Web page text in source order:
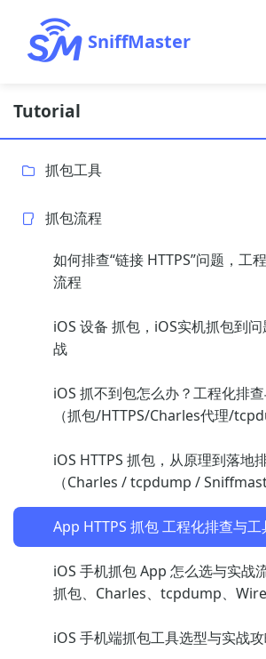
SniffMaster
Tutorial
抓包工具
抓包流程
如何排查“链接 HTTPS”问题，工
流程
iOS 设备 抓包，iOS实机抓包到
战
iOS 抓不到包怎么办？工程化排
（抓包/HTTPS/Charles代理/
iOS HTTPS 抓包，从原理到落地
（Charles / tcpdump /
App HTTPS 抓包 工程化排查与
iOS 手机抓包 App 怎么选与实战
抓包、Charles、tcpdump、
iOS 手机端抓包工具选型与实战